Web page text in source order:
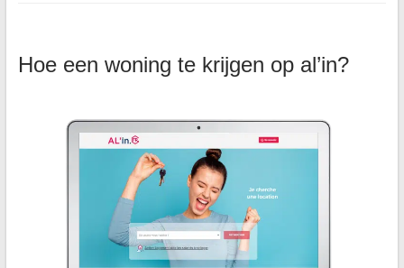
Hoe een woning te krijgen op al’in?